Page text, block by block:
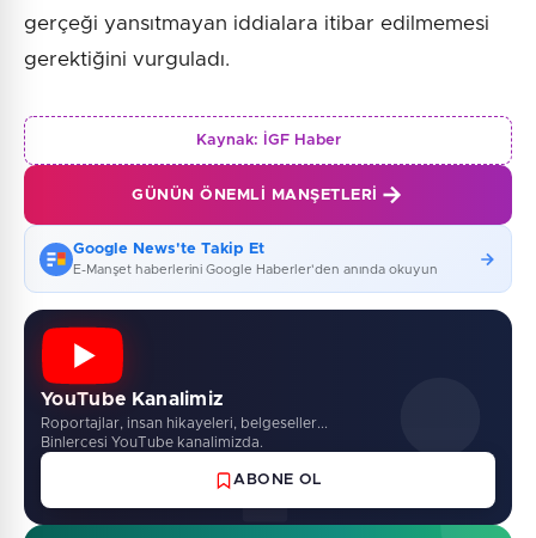
gerçeği yansıtmayan iddialara itibar edilmemesi
gerektiğini vurguladı.
Kaynak: İGF Haber
GÜNÜN ÖNEMLI MANŞETLERI
Google News'te Takip Et
E-Manşet haberlerini Google Haberler'den anında okuyun
YouTube Kanalimiz
Roportajlar, insan hikayeleri, belgeseller...
Binlercesi YouTube kanalimizda.
ABONE OL